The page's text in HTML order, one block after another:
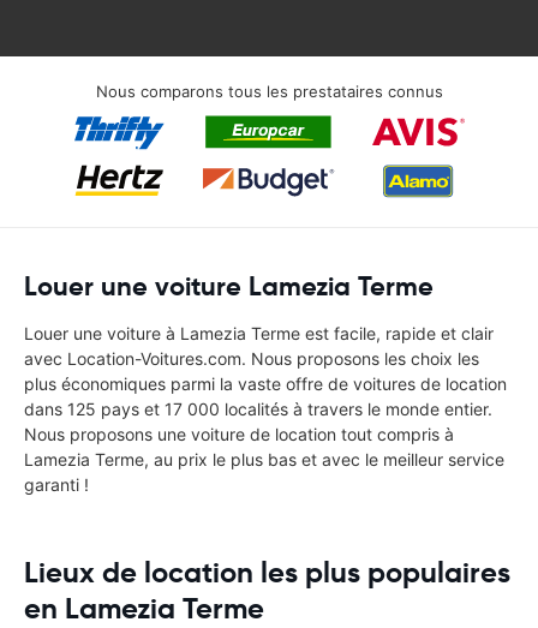
Nous comparons tous les prestataires connus
Louer une voiture Lamezia Terme
Louer une voiture à Lamezia Terme est facile, rapide et clair
avec Location-Voitures.com. Nous proposons les choix les
plus économiques parmi la vaste offre de voitures de location
dans 125 pays et 17 000 localités à travers le monde entier.
Nous proposons une voiture de location tout compris à
Lamezia Terme, au prix le plus bas et avec le meilleur service
garanti !
Lieux de location les plus populaires
en Lamezia Terme